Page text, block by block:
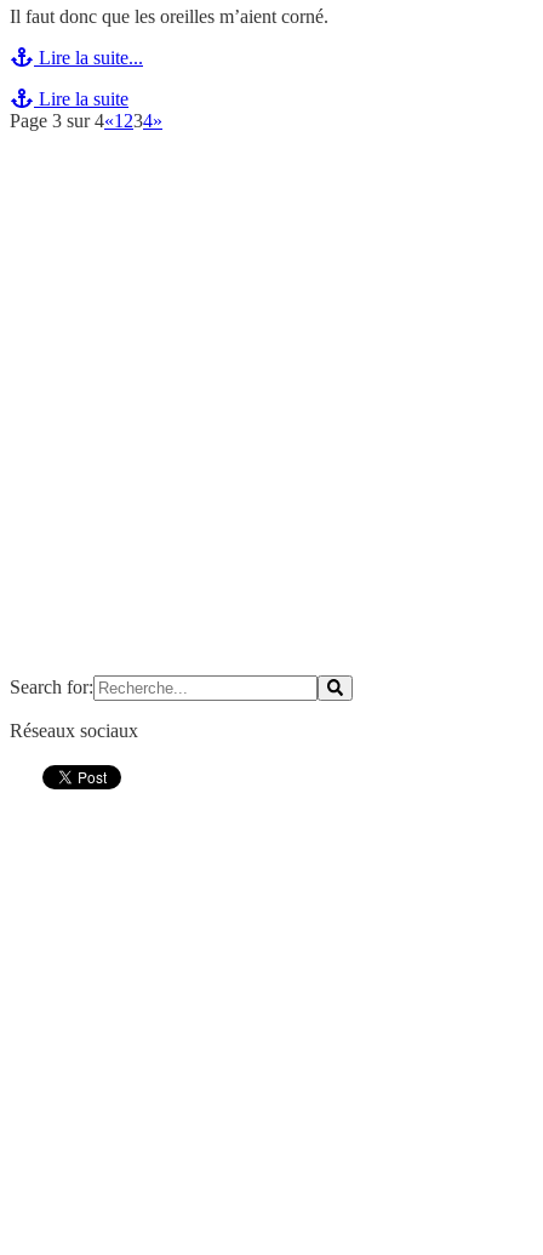
Il faut donc que les oreilles m’aient corné.
Lire la suite...
Lire la suite
Page 3 sur 4«1 234»
Search for:
Réseaux sociaux